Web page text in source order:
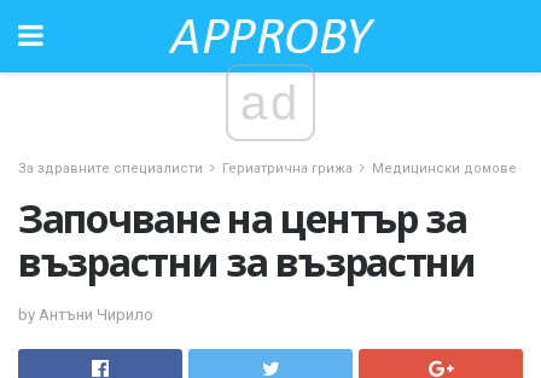
ad
За здравните специалисти Гериатрична грижа Медицински домове
Започване на център за
възрастни за възрастни
by Антъни Чирило